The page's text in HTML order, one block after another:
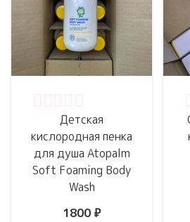
Детская
кислородная пенка
для душа Atopalm
Soft Foaming Body
Wash
1800 ₽